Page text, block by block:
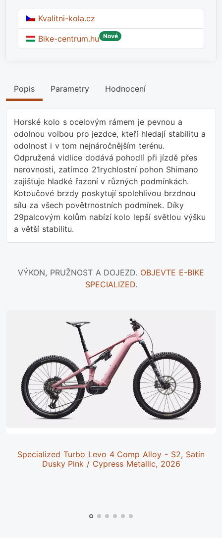
Kvalitni-kola.cz
Bike-centrum.hu Nové
Popis Parametry Hodnocení
Horské kolo s ocelovým rámem je pevnou a
odolnou volbou pro jezdce, kteří hledají stabilitu a
odolnost i v tom nejnáročnějším terénu.
Odpružená vidlice dodává pohodlí při jízdě přes
nerovnosti, zatímco 21rychlostní pohon Shimano
zajišťuje hladké řazení v různých podmínkách.
Kotoučové brzdy poskytují spolehlivou brzdnou
sílu za všech povětrnostních podmínek. Díky
29palcovým kolům nabízí kolo lepší světlou výšku
a větší stabilitu.
VÝKON, PRUŽNOST A DOJEZD. OBJEVTE E-BIKE
SPECIALIZED.
Specialized Turbo Levo 4 Comp Alloy - S2, Satin
Dusky Pink / Cypress Metallic, 2026